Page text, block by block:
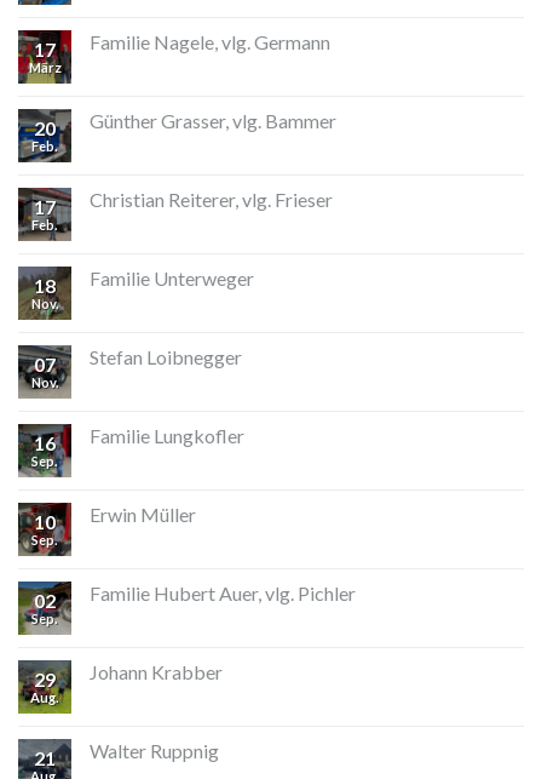
17
März
Familie Nagele, vlg. Germann
20
Feb.
Günther Grasser, vlg. Bammer
17
Feb.
Christian Reiterer, vlg. Frieser
18
Nov.
Familie Unterweger
07
Nov.
Stefan Loibnegger
16
Sep.
Familie Lungkofler
10
Sep.
Erwin Müller
02
Sep.
Familie Hubert Auer, vlg. Pichler
29
Aug.
Johann Krabber
21
Aug.
Walter Ruppnig